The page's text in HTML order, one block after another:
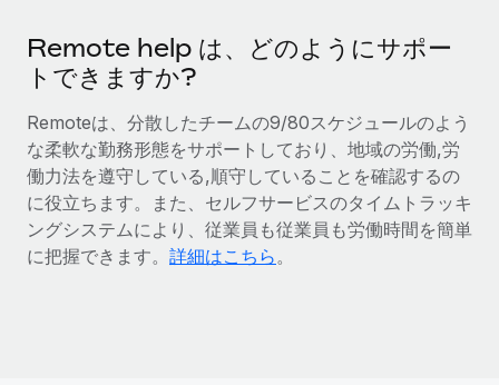
Remoteの使命は、世界のどこにいても、あらゆる規模の企業が
業務に最適な人材を採用し、管理し、給与を支給できるようにす
ることです。この数週間で、新しい統合、機能、改良点をリリー
スしました。...
詳細を見る
給与詐欺：種類、事例、ビジネスを守る方法
Remote help は、どのようにサポー
トできますか?
Remoteは、分散したチームの9/80スケジュールのよう
な柔軟な勤務形態をサポートしており、地域の労働,労
働力法を遵守している,順守していることを確認するの
に役立ちます。また、セルフサービスのタイムトラッキ
ングシステムにより、従業員も従業員も労働時間を簡単
に把握できます。 詳細はこちら。